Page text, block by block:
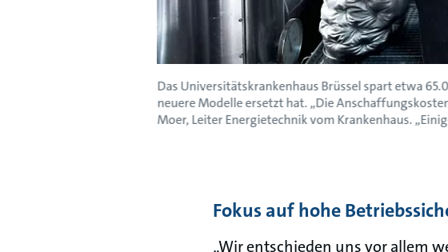
Das Universitätskrankenhaus Brüssel spart etwa
neuere Modelle ersetzt hat. „Die
Moer, Leiter Energietechnik vom Krankenhaus.
Fokus auf hohe
„Wir entschieden uns vor allem